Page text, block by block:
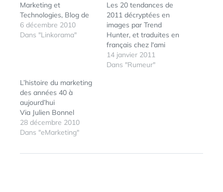
Marketing et
Technologies, Blog de
Julien Bonnel (tags:
medias socialmedia)
Article » OWNI, Digital
Journalism (tags:
WikiLeaks) WikiLeaks
publie la liste des sites
que les Etats-Unis
veulent protéger…
6 décembre 2010
Dans "Linkorama"
Les 20 tendances de
2011 décryptées en
images par Trend
Hunter, et traduites en
français chez l'ami
Julien Bonnel.
14 janvier 2011
Dans "Rumeur"
L’histoire du marketing
des années 40 à
aujourd’hui
Via Julien Bonnel
28 décembre 2010
Dans "eMarketing"